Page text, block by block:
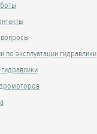
по эксплуатации гидравлики